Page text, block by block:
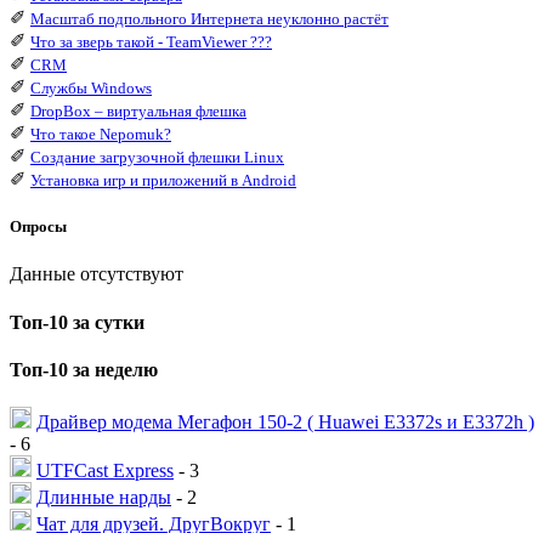
✐ Масштаб подпольного Интернета неуклонно растёт
✐ Что за зверь такой - TeamViewer ???
✐ CRM
✐ Службы Windows
✐ DropBox – виртуальная флешка
✐ Что такое Nepomuk?
✐ Создание загрузочной флешки Linux
✐ Установка игр и приложений в Android
Опросы
Данные отсутствуют
Топ-10 за сутки
Топ-10 за неделю
Драйвер модема Мегафон 150-2 ( Huawei E3372s и E3372h )
- 6
UTFCast Express - 3
Длинные нарды - 2
Чат для друзей. ДругВокруг - 1